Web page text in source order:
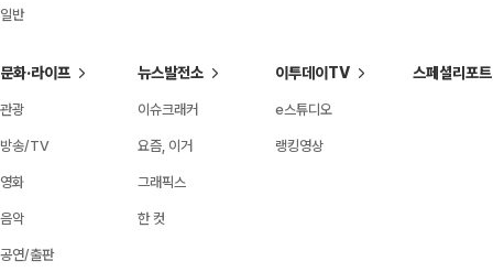
일반
문화·라이프
관광
방송/TV
영화
음악
공연/출판
뉴스발전소
이슈크래커
요즘, 이거
그래픽스
한 컷
이투데이TV
e스튜디오
랭킹영상
스페셜리포트